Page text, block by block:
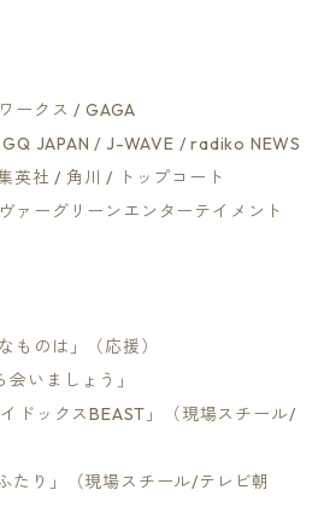
ークス / GAGA
JAPAN / J-WAVE / radiko NEWS
英社 / 角川 / トップコート
ァーグリーンエンターテイメント
ものは」（応援）
いましょう」
ドックスBEAST」（現場スチール/
たり」（現場スチール/テレビ朝